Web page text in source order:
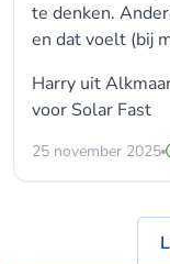
te denken.
en dat voelt (bij
Harry uit
voor Solar Fast
25 november 2025